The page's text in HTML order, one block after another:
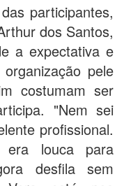
participantes,
dos Santos,
a expectativa e
pele
costumam ser
"Nem sei
profissional.
era louca para
desfila sem